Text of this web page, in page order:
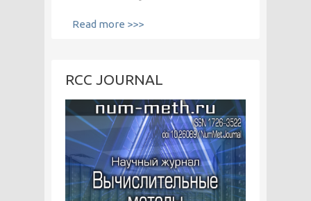
Read more >>>
RCC JOURNAL